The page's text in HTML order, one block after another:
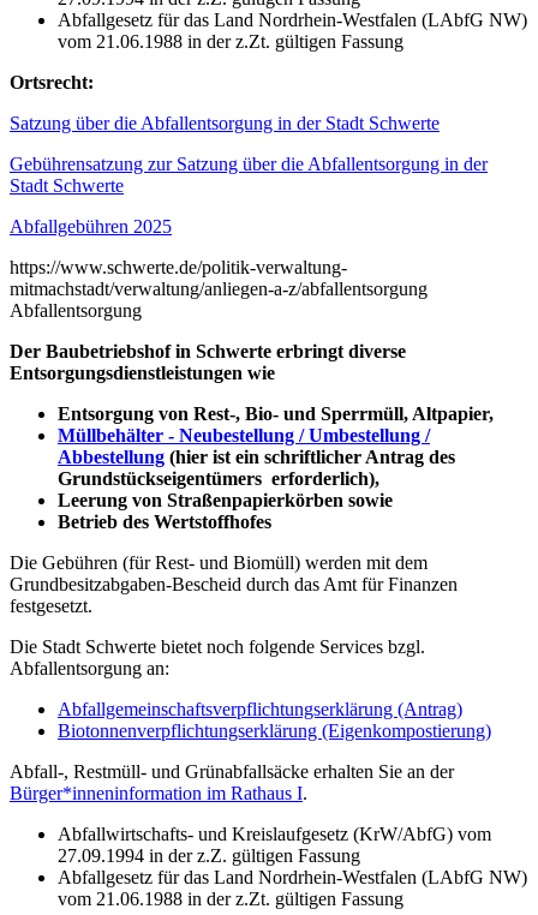
Abfallgesetz für das Land Nordrhein-Westfalen (LAbfG NW)
vom 21.06.1988 in der z.Zt. gültigen Fassung
Ortsrecht:
Satzung über die Abfallentsorgung in der Stadt Schwerte
Gebührensatzung zur Satzung über die Abfallentsorgung in der
Stadt Schwerte
Abfallgebühren 2025
https://www.schwerte.de/politik-verwaltung-
mitmachstadt/verwaltung/anliegen-a-z/abfallentsorgung
Abfallentsorgung
Der Baubetriebshof in Schwerte erbringt diverse
Entsorgungsdienstleistungen wie
Entsorgung von Rest-, Bio- und Sperrmüll, Altpapier,
Müllbehälter - Neubestellung / Umbestellung /
Abbestellung (hier ist ein schriftlicher Antrag des
Grundstückseigentümers erforderlich),
Leerung von Straßenpapierkörben sowie
Betrieb des Wertstoffhofes
Die Gebühren (für Rest- und Biomüll) werden mit dem
Grundbesitzabgaben-Bescheid durch das Amt für Finanzen
festgesetzt.
Die Stadt Schwerte bietet noch folgende Services bzgl.
Abfallentsorgung an:
Abfallgemeinschaftsverpflichtungserklärung (Antrag)
Biotonnenverpflichtungserklärung (Eigenkompostierung)
Abfall-, Restmüll- und Grünabfallsäcke erhalten Sie an der
Bürger*inneninformation im Rathaus I.
Abfallwirtschafts- und Kreislaufgesetz (KrW/AbfG) vom
27.09.1994 in der z.Z. gültigen Fassung
Abfallgesetz für das Land Nordrhein-Westfalen (LAbfG NW)
vom 21.06.1988 in der z.Zt. gültigen Fassung